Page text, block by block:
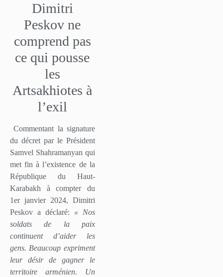
Dimitri
Peskov ne
comprend pas
ce qui pousse
les
Artsakhiotes à
l’exil
Commentant la signature
du décret par le Président
Samvel Shahramanyan qui
met fin à l’existence de la
République du Haut-
Karabakh à compter du
1er janvier 2024, Dimitri
Peskov a déclaré: « Nos
soldats de la paix
continuent d’aider les
gens. Beaucoup expriment
leur désir de gagner le
territoire arménien. Un